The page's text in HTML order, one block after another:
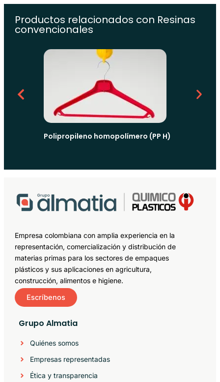
Productos relacionados con Resinas
convencionales
Polipropileno homopolímero (PP H)
Empresa colombiana con amplia experiencia en la
representación, comercialización y distribución de
materias primas para los sectores de empaques
plásticos y sus aplicaciones en agricultura,
construcción, alimentos e higiene.
Escríbenos
Grupo Almatia
Quiénes somos
Empresas representadas
Ética y transparencia